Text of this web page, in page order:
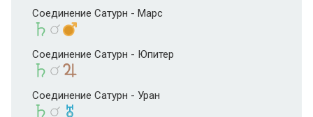
Соединение Сатурн - Марс
Соединение Сатурн - Юпитер
Соединение Сатурн - Уран